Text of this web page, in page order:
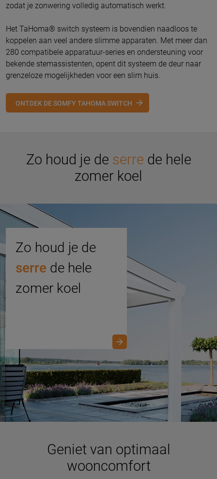
zodat je zonwering volledig automatisch werkt.
Het TaHoma® switch systeem is bovendien naadloos te
koppelen aan veel andere slimme apparaten. Met meer dan
280 compatibele apparatuur-series en ondersteuning voor
bekende stemassistenten, opent dit systeem de deur naar
grenzeloze mogelijkheden voor een slim huis.
ONTDEK DE SOMFY TAHOMA SWITCH
Zo houd je de serre de hele
zomer koel
Zo houd je de
serre de hele
zomer koel
Geniet van optimaal
wooncomfort